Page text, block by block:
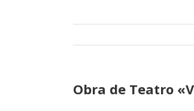
Obra de Teatro